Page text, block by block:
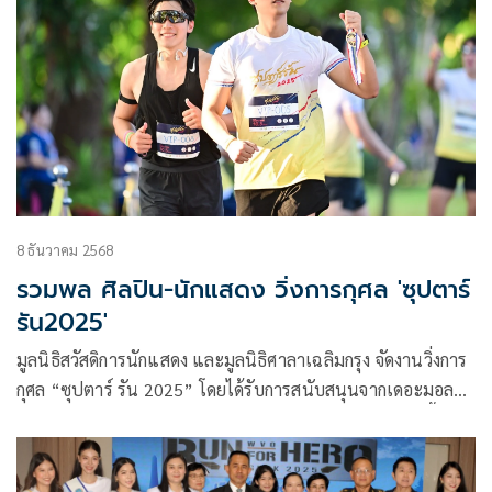
8 ธันวาคม 2568
รวมพล ศิลปิน-นักแสดง วิ่งการกุศล 'ซุปตาร์
รัน2025'
มูลนิธิสวัสดิการนักแสดง และมูลนิธิศาลาเฉลิมกรุง จัดงานวิ่งการ
กุศล “ซุปตาร์ รัน 2025” โดยได้รับการสนับสนุนจากเดอะมอลล์
จำกัด เพื่อเชิญชวนประชาชนร่วมวิ่งออกกำลังกาย พร้อมสมทบ
ทุนสนับสนุนสวัสดิการนักแสดงและช่วยสาธารณกุศล เมื่อวัน